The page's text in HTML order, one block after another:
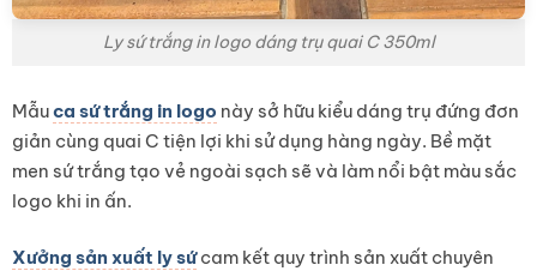
Ly sứ trắng in logo dáng trụ quai C 350ml
Mẫuca sứ trắng in logo này sở hữu kiểu dáng trụ đứng đơn
giản cùng quai C tiện lợi khi sử dụng hàng ngày. Bề mặt
men sứ trắng tạo vẻ ngoài sạch sẽ và làm nổi bật màu sắc
logo khi in ấn.
Xưởng sản xuất ly sứcam kết quy trình sản xuất chuyên